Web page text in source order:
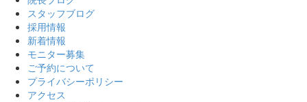
スタッフブログ
採用情報
新着情報
モニター募集
ご予約について
プライバシーポリシー
アクセス